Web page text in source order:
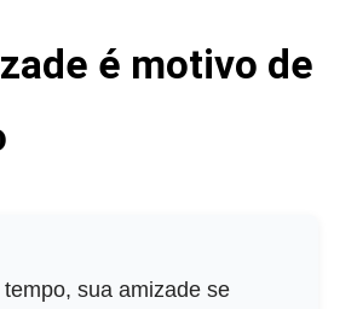
é motivo de
sua amizade se